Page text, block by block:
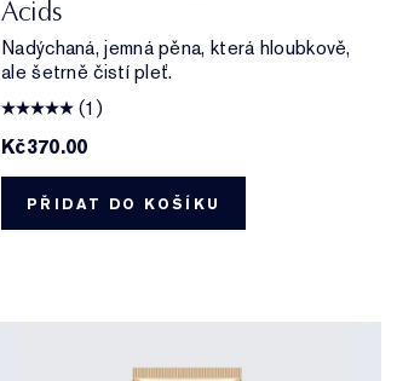
Acids
Nadýchaná, jemná pěna, která hloubkově,
ale šetrně čistí pleť.
(1)
Kč370.00
PŘIDAT DO KOŠÍKU